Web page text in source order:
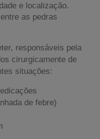
e localização.
as pedras
responsáveis pela
cirurgicamente de
situações:
de febre)